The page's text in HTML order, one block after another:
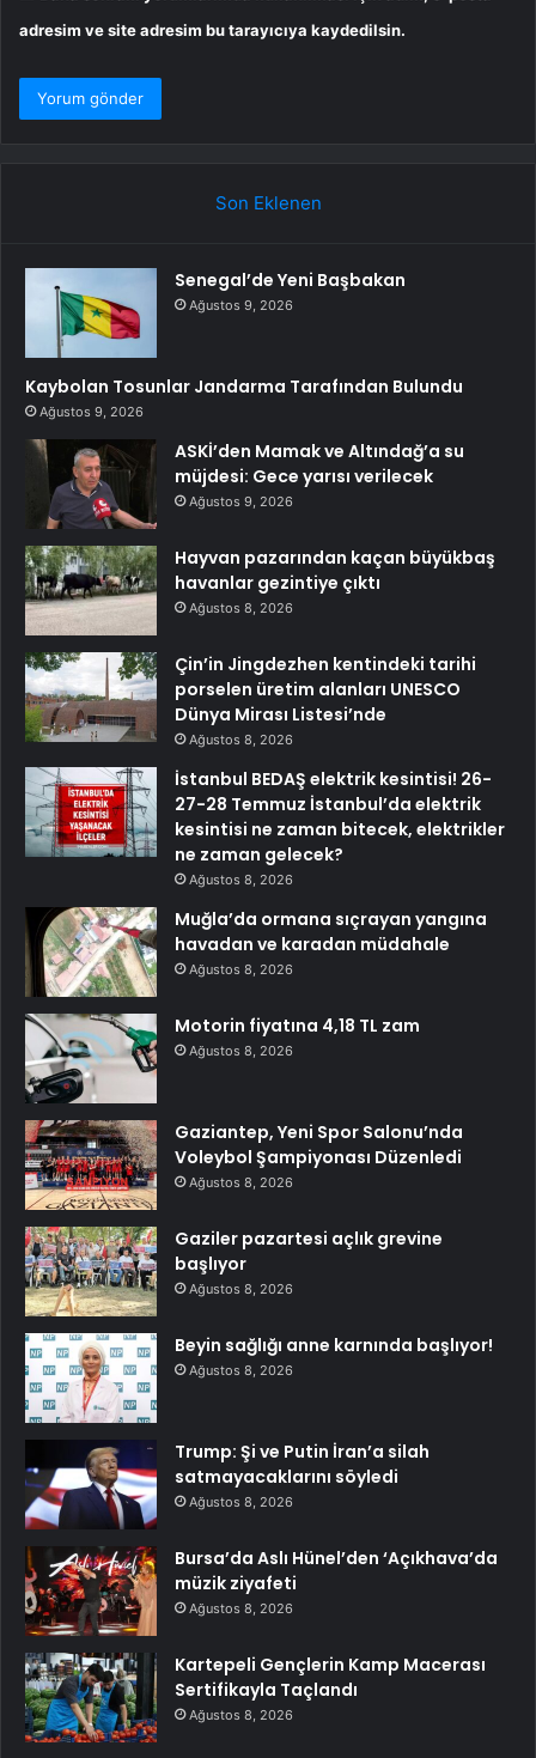
adresim ve site adresim bu tarayıcıya kaydedilsin.
Son Eklenen
Senegal’de Yeni Başbakan
Ağustos 9, 2026
Kaybolan Tosunlar Jandarma Tarafından Bulundu
Ağustos 9, 2026
ASKİ’den Mamak ve Altındağ’a su
müjdesi: Gece yarısı verilecek
Ağustos 9, 2026
Hayvan pazarından kaçan büyükbaş
havanlar gezintiye çıktı
Ağustos 8, 2026
Çin’in Jingdezhen kentindeki tarihi
porselen üretim alanları UNESCO
Dünya Mirası Listesi’nde
Ağustos 8, 2026
İstanbul BEDAŞ elektrik kesintisi! 26-
27-28 Temmuz İstanbul’da elektrik
kesintisi ne zaman bitecek, elektrikler
ne zaman gelecek?
Ağustos 8, 2026
Muğla’da ormana sıçrayan yangına
havadan ve karadan müdahale
Ağustos 8, 2026
Motorin fiyatına 4,18 TL zam
Ağustos 8, 2026
Gaziantep, Yeni Spor Salonu’nda
Voleybol Şampiyonası Düzenledi
Ağustos 8, 2026
Gaziler pazartesi açlık grevine
başlıyor
Ağustos 8, 2026
Beyin sağlığı anne karnında başlıyor!
Ağustos 8, 2026
Trump: Şi ve Putin İran’a silah
satmayacaklarını söyledi
Ağustos 8, 2026
Bursa’da Aslı Hünel’den ‘Açıkhava’da
müzik ziyafeti
Ağustos 8, 2026
Kartepeli Gençlerin Kamp Macerası
Sertifikayla Taçlandı
Ağustos 8, 2026